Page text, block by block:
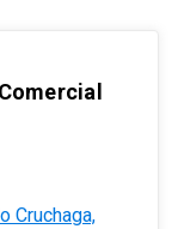
Cruchaga,